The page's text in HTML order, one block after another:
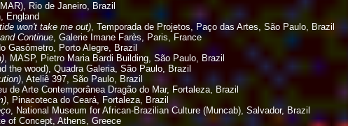
Rio de Janeiro, Brazil
England
won't take me out), Temporada de Projetos, Paço das Artes, São Paulo, Brazil
Continue, Galerie Imane Farès, Paris, France
Gasômetro, Porto Alegre, Brazil
, MASP, Pietro Maria Bardi Building, São Paulo, Brazil
the wood), Quadra Galeria, São Paulo, Brazil
, Ateliê 397, São Paulo, Brazil
de Arte Contemporânea Dragão do Mar, Fortaleza, Brazil
, Pinacoteca do Ceará, Fortaleza, Brazil
, National Museum for African-Brazilian Culture (Muncab), Salvador, Brazil
of Concept, Athens, Greece